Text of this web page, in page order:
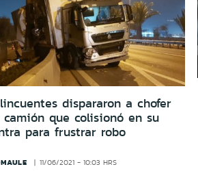
dispararon a chofer
camión que colisionó en su
para frustrar robo
11/06/2021 - 10:03 HRS